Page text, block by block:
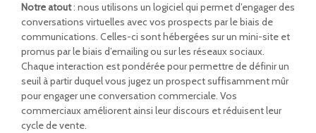
Notre atout: nous utilisons un logiciel qui permet d’engager des
conversations virtuelles avec vos prospects par le biais de
communications. Celles-ci sont hébergées sur un mini-site et
promus par le biais d’emailing ou sur les réseaux sociaux.
Chaque interaction est pondérée pour permettre de définir un
seuil à partir duquel vous jugez un prospect suffisamment mûr
pour engager une conversation commerciale. Vos
commerciaux améliorent ainsi leur discours et réduisent leur
cycle de vente.